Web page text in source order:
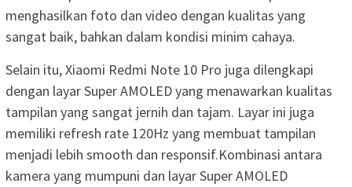
menghasilkan foto dan video dengan kualitas yang
sangat baik, bahkan dalam kondisi minim cahaya.
Selain itu, Xiaomi Redmi Note 10 Pro juga dilengkapi
dengan layar Super AMOLED yang menawarkan kualitas
tampilan yang sangat jernih dan tajam. Layar ini juga
memiliki refresh rate 120Hz yang membuat tampilan
menjadi lebih smooth dan responsif.Kombinasi antara
kamera yang mumpuni dan layar Super AMOLED